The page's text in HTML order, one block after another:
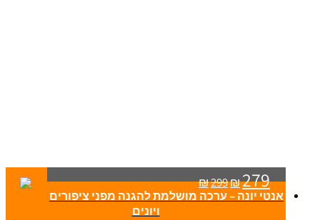
₪299₪279
אנטי יונה – ערכה מושלמת להגנה מפני ציפורים
ויונים